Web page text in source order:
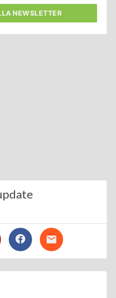
NEWSLETTER